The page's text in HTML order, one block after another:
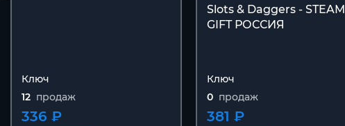
Ключ
12 продаж
336 ₽
Slots & Daggers - STEAM
GIFT РОССИЯ
Ключ
0 продаж
381 ₽